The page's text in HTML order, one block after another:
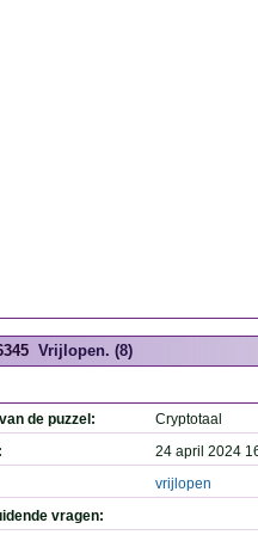
Vrijlopen. (8)
de puzzel:
Cryptotaal
24 april 2024
vrijlopen
vragen: